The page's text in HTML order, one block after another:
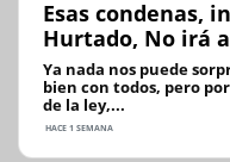
Esas condenas,
Hurtado, No irá
Ya nada nos puede
bien con todos, pero
de la ley,...
HACE 1 SEMANA